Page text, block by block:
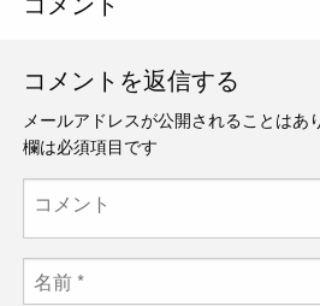
コメントを返信する
メールアドレスが公開されることはあ
欄は必須項目です